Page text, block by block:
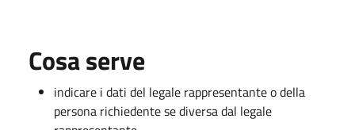
Cosa serve
indicare i dati del legale rappresentante o della
persona richiedente se diversa dal legale